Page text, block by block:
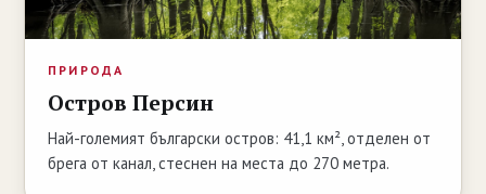
ПРИРОДА
Остров Персин
Най-големият български остров: 41,1 км², отделен от
брега от канал, стеснен на места до 270 метра.